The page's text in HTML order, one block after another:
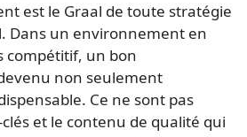
est le Graal de toute stratégie
Dans un environnement en
compétitif, un bon
non seulement
Ce ne sont pas
et le contenu de qualité qui